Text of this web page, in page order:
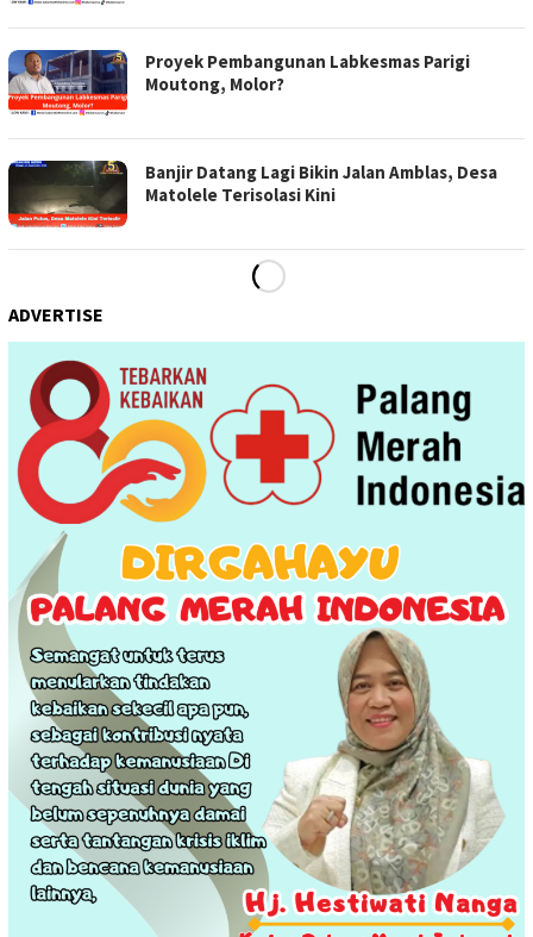
Proyek Pembangunan Labkesmas Parigi
Moutong, Molor?
Banjir Datang Lagi Bikin Jalan Amblas, Desa
Matolele Terisolasi Kini
ADVERTISE